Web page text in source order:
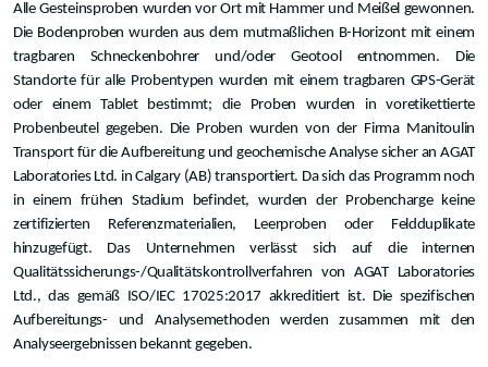
Alle Gesteinsproben wurden vor Ort mit Hammer und Meißel gewonnen.
Die Bodenproben wurden aus dem mutmaßlichen B-Horizont mit einem
tragbaren Schneckenbohrer und/oder Geotool entnommen. Die
Standorte für alle Probentypen wurden mit einem tragbaren GPS-Gerät
oder einem Tablet bestimmt; die Proben wurden in voretikettierte
Probenbeutel gegeben. Die Proben wurden von der Firma Manitoulin
Transport für die Aufbereitung und geochemische Analyse sicher an AGAT
Laboratories Ltd. in Calgary (AB) transportiert. Da sich das Programm noch
in einem frühen Stadium befindet, wurden der Probencharge keine
zertifizierten Referenzmaterialien, Leerproben oder Feldduplikate
hinzugefügt. Das Unternehmen verlässt sich auf die internen
Qualitätssicherungs-/Qualitätskontrollverfahren von AGAT Laboratories
Ltd., das gemäß ISO/IEC 17025:2017 akkreditiert ist. Die spezifischen
Aufbereitungs- und Analysemethoden werden zusammen mit den
Analyseergebnissen bekannt gegeben.